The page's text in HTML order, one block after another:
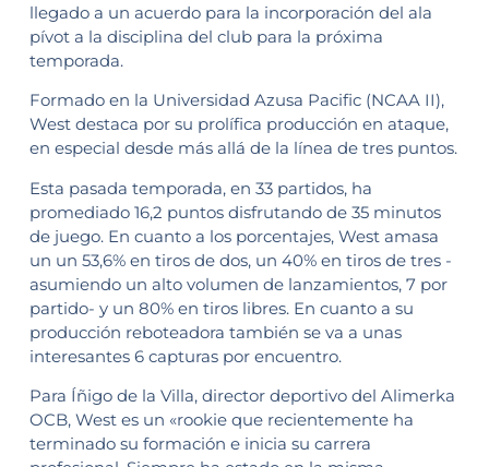
llegado a un acuerdo para la incorporación del ala
pívot a la disciplina del club para la próxima
temporada.
Formado en la Universidad Azusa Pacific (NCAA II),
West destaca por su prolífica producción en ataque,
en especial desde más allá de la línea de tres puntos.
Esta pasada temporada, en 33 partidos, ha
promediado 16,2 puntos disfrutando de 35 minutos
de juego. En cuanto a los porcentajes, West amasa
un un 53,6% en tiros de dos, un 40% en tiros de tres -
asumiendo un alto volumen de lanzamientos, 7 por
partido- y un 80% en tiros libres. En cuanto a su
producción reboteadora también se va a unas
interesantes 6 capturas por encuentro.
Para Íñigo de la Villa, director deportivo del Alimerka
OCB, West es un «rookie que recientemente ha
terminado su formación e inicia su carrera